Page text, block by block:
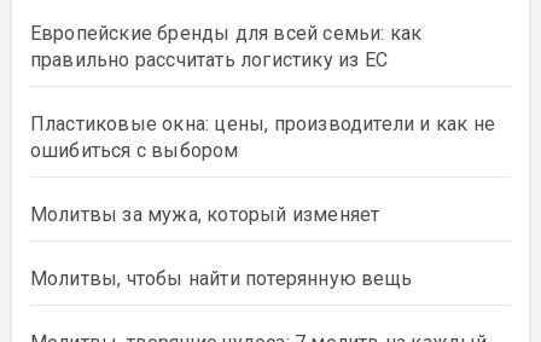
Европейские бренды для всей семьи: как
правильно рассчитать логистику из ЕС
Пластиковые окна: цены, производители и как не
ошибиться с выбором
Молитвы за мужа, который изменяет
Молитвы, чтобы найти потерянную вещь